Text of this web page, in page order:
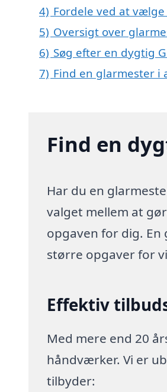
4) Fordele ved at
5) Oversigt over
6) Søg efter en dygtig
7) Find en glarmester i
Find en
Har du en
valget mellem at
opgaven for dig.
større opgaver for
Effektiv
Med mere end 20
håndværker. Vi er
tilbyder: